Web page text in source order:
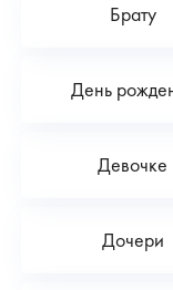
Брату
День
Девочке
Дочери